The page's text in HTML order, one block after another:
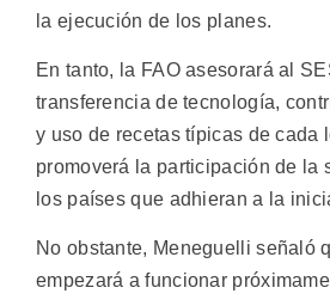
la ejecución de los planes.
En tanto, la FAO asesorará al
transferencia de tecnología,
y uso de recetas típicas de cada
promoverá la participación de la
los países que adhieran a la
No obstante, Meneguelli señaló
empezará a funcionar